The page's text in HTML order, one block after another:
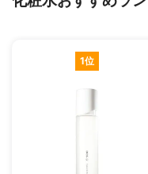
1位